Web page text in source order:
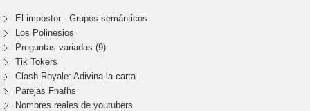
El impostor - Grupos semánticos
Los Polinesios
Preguntas variadas (9)
Tik Tokers
Clash Royale: Adivina la carta
Parejas Fnafhs
Nombres reales de youtubers